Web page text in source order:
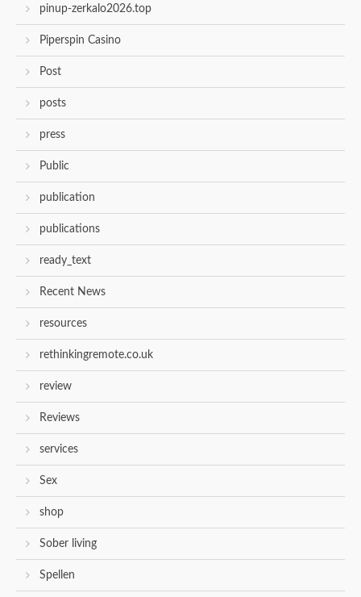
pinup-zerkalo2026.top
Piperspin Casino
Post
posts
press
Public
publication
publications
ready_text
Recent News
resources
rethinkingremote.co.uk
review
Reviews
services
Sex
shop
Sober living
Spellen